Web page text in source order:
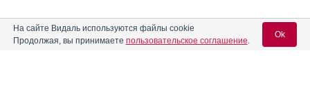
На сайте Видаль используются файлы cookie
Продолжая, вы принимаете пользовательское соглашение.
Ok